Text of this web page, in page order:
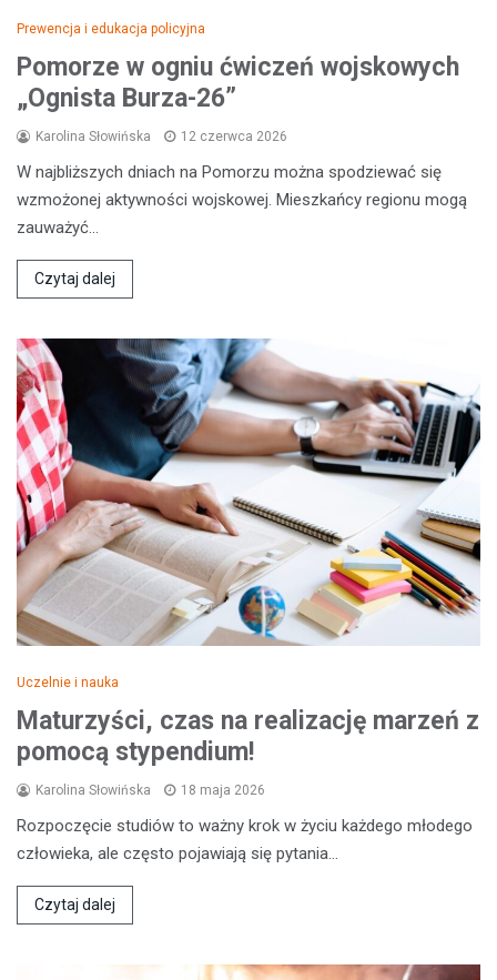
Prewencja i edukacja policyjna
Pomorze w ogniu ćwiczeń wojskowych
„Ognista Burza-26”
Karolina Słowińska 12 czerwca 2026
W najbliższych dniach na Pomorzu można spodziewać się
wzmożonej aktywności wojskowej. Mieszkańcy regionu mogą
zauważyć…
Czytaj dalej
Uczelnie i nauka
Maturzyści, czas na realizację marzeń z
pomocą stypendium!
Karolina Słowińska 18 maja 2026
Rozpoczęcie studiów to ważny krok w życiu każdego młodego
człowieka, ale często pojawiają się pytania…
Czytaj dalej